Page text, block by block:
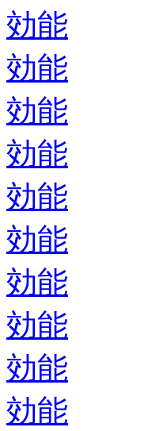
効能
効能
効能
効能
効能
効能
効能
効能
効能
効能